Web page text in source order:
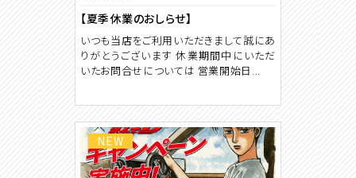
【夏季休業のおしらせ】
いつも当店をご利用いただきまして誠にあ
りがとうございます 休業期間中にいただ
いたお問合せについては 営業開始日...
NEW